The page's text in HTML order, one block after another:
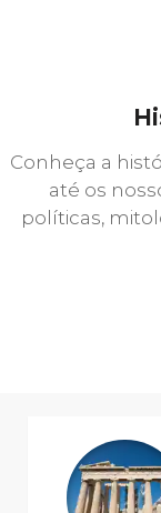
Conheça a
até os
políticas,